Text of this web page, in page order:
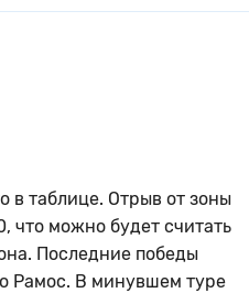
в таблице. Отрыв от зоны
что можно будет считать
Последние победы
Рамос. В минувшем туре